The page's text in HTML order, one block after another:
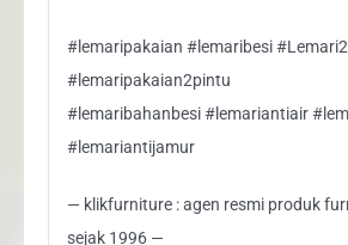
#lemaripakaian #lemaribesi
#lemaripakaian2pintu
#lemaribahanbesi #lemariantiair
#lemariantijamur
— klikfurniture : agen resmi produk
sejak 1996 —